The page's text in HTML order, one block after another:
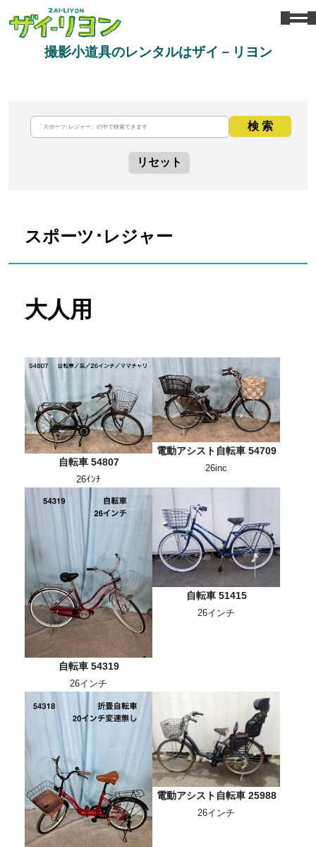
撮影小道具のレンタルはザイ－リヨン
検 索
リセット
スポーツ･レジャー
大人用
自転車 54807
26ｲﾝﾁ
電動アシスト自転車 54709
26inc
自転車 54319
26インチ
自転車 51415
26インチ
電動アシスト自転車 25988
26インチ